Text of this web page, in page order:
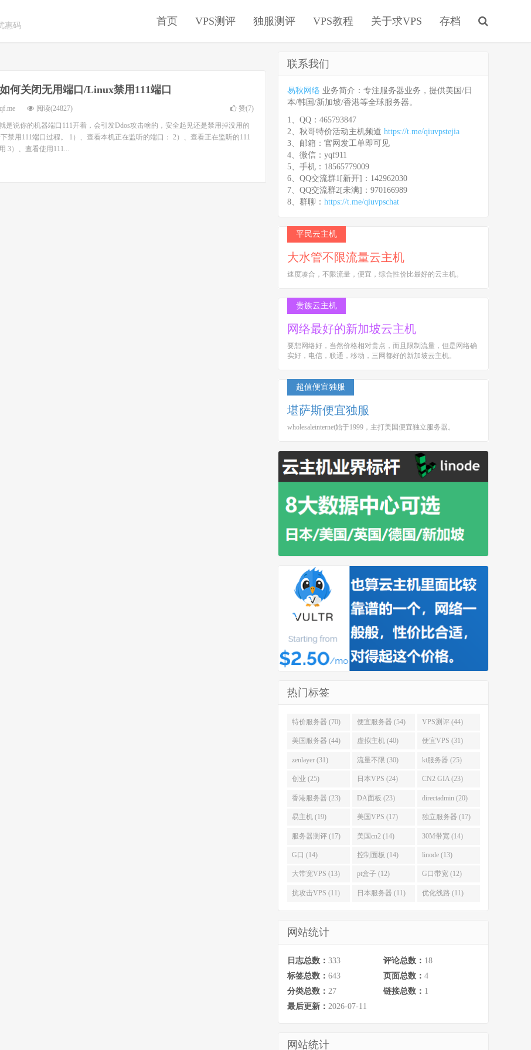
惠码
首页 VPS测评 独服测评 VPS教程 关于求VPS 存档
何关闭无用端口/Linux禁用111端口
阅读(24827) 赞(7)
是说你的机器端口111开着，会引发Ddos攻击啥的，安全起见还是禁用掉没用的
禁用111端口过程。 1）、查看本机正在监听的端口： 2）、查看正在监听的111
3）、查看使用111...
联系我们
易秋网络 业务简介：专注服务器业务，提供美国/日
本/韩国/新加坡/香港等全球服务器。
1、QQ：465793847
2、秋哥特价活动主机频道 https://t.me/qiuvpstejia
3、邮箱：官网发工单即可见
4、微信：yqf911
5、手机：18565779009
6、QQ交流群1[新开]：142962030
7、QQ交流群2[未满]：970166989
8、群聊： https://t.me/qiuvpschat
平民云主机
大水管不限流量云主机
速度凑合，不限流量，便宜，综合性价比最好的云主机。
贵族云主机
网络最好的新加坡云主机
要想网络好，当然价格相对贵点，而且限制流量，但是网络确
实好，电信，联通，移动，三网都好的新加坡云主机。
超值便宜独服
堪萨斯便宜独服
wholesaleinternet始于1999，主打美国便宜独立服务器。
热门标签
特价服务器 (70) 便宜服务器 (54) VPS测评 (44)
美国服务器 (44) 虚拟主机 (40) 便宜VPS (31)
zenlayer (31) 流量不限 (30) kt服务器 (25)
创业 (25) 日本VPS (24) CN2 GIA (23)
香港服务器 (23) DA面板 (23) directadmin (20)
易主机 (19) 美国VPS (17) 独立服务器 (17)
服务器测评 (17) 美国cn2 (14) 30M带宽 (14)
G口 (14) 控制面板 (14) linode (13)
大带宽VPS (13) pt盒子 (12) G口带宽 (12)
抗攻击VPS (11) 日本服务器 (11) 优化线路 (11)
网站统计
日志总数： 333 评论总数： 18
标签总数： 643 页面总数： 4
分类总数： 27 链接总数： 1
最后更新： 2026-07-11
网站统计